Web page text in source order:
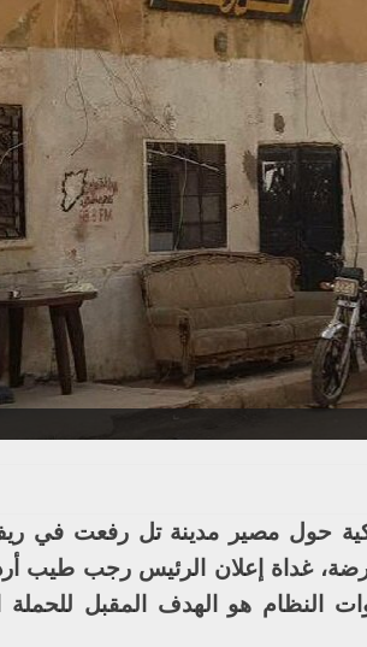
حول مصير مدينة تل رفعت في
غداة إعلان الرئيس رجب طيب
النظام هو الهدف المقبل للحملة